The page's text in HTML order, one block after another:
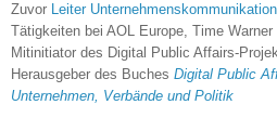
Zuvor Leiter
Tätigkeiten bei AOL Europe, Time
Mitinitiator des Digital Public Affairs-
Herausgeber des Buches Digital Public
Unternehmen, Verbände und Politik